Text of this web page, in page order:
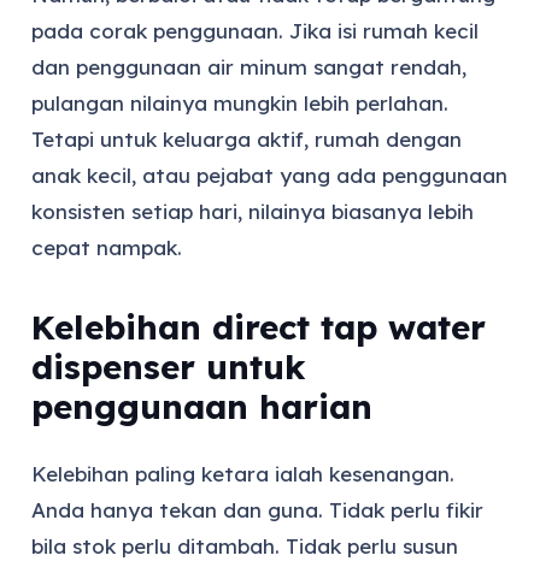
pada corak penggunaan. Jika isi rumah kecil
dan penggunaan air minum sangat rendah,
pulangan nilainya mungkin lebih perlahan.
Tetapi untuk keluarga aktif, rumah dengan
anak kecil, atau pejabat yang ada penggunaan
konsisten setiap hari, nilainya biasanya lebih
cepat nampak.
Kelebihan direct tap water
dispenser untuk
penggunaan harian
Kelebihan paling ketara ialah kesenangan.
Anda hanya tekan dan guna. Tidak perlu fikir
bila stok perlu ditambah. Tidak perlu susun